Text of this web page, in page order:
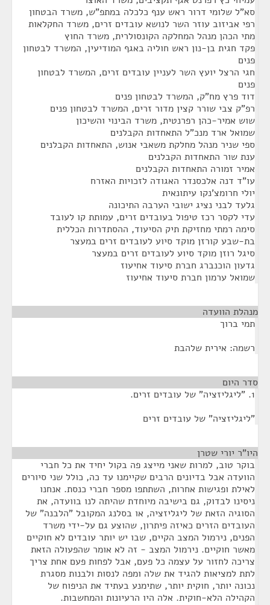
סא"ל שלומי דרור ראש ענף כלכלה במתפ"ש, משרד הבטחון
רפי אביזוב עוזר השר לנושא עובדים זרים, משרד החקלאות
מתי הכהן מנהל המחלקה הקונסולרית, משרד החוץ
פקד חגית בן-נון ראש חוליה באגף המודיעין, המשרד לבטחון
פנים
חגי הרצל יועץ השר לעניין עובדים זרים, המשרד לבטחון
פנים
דוד פרץ מח"ק, המשרד לבטחון פנים
רפ"ק צבי שורר קצין מדור זרים, המשרד לבטחון פנים
שוש אמיר-כהן רפרנטית, משרד הבינוי והשיכון
שמואל ארד מנכ"ל התאחדות הקבלנים
ספי שניר מנהל מחלקת משאבי אנוש, התאחדות הקבלנים
ענת שור התאחדות הקבלנים
אמיר זמורה התאחדות הקבלנים
עו"ד דנה אלכסנדר האגודה לזכויות האזרח
יולי חרומצ'נקו עיתונאית
גלעד לבני נציג ישובי הערבה התיכונה
עדי לקסר רכז טיפול בעובדים זרים, עמותת קו לעובד
סימה רמתי מחזיקת תיק הסיעוד, ההסתדרות הכללית
בת-שבע קורזן מוקד סיוע לעובדים זרים במעצר
סיגל רוזן מוקד סיוע לעובדים זרים במעצר
גדעון הוכנברג חברת סיעוד אחיעוז
שמואל ערמון חברת סיעוד אחיעוז
מנהלת הוועדה
תמי ברוך
רשמה: אירית שלהבת
סדר היום
1. "ליגליזציה" של עובדים זרים.
"ליגליזציה" של עובדים זרים
היו"ר יורי שטרן
בוקר טוב, למרות שאני מייצג פה בקול יחיד את כל חברי
הוועדה אבל בדיונים הרבים שקיימנו עד כה, כולל שני סיורים
לאילת ופגישות אחרות, השתתפו מספר חברי כנסת. אנחנו
ניסינו לבדוק, גם בישיבה מיוחדת שהיתה לנו בוועדה, את
הסוגיה הזאת של ליגליזציה, או בסלנג המקובל "הלבנה" של
העובדים הזרים כאיזה פיתרון, שהוצע גם על-ידי משרד
הפנים, נירמול המצב הקיים, שבו יש יותר עובדים לא חוקיים
מאשר חוקיים. נירמול המצב - זה לא אומר שהפעולה הזאת
צריכה לחזור על עצמה כל פעם, אבל לפחות פעם אחת צריך
לתת למציאות להגיד את שלה ומפה לנסות ולבנות מסגרת
נכונה יותר, חוקית יותר, שתימנע בעתיד את הניפוח של
הקהילה הלא-חוקית. אלה היו הרעיונות והמחשבות.